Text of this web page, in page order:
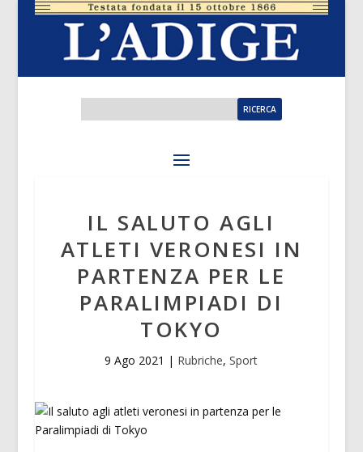
IL SALUTO AGLI
ATLETI VERONESI IN
PARTENZA PER LE
PARALIMPIADI DI
TOKYO
9 Ago 2021 | Rubriche,Sport